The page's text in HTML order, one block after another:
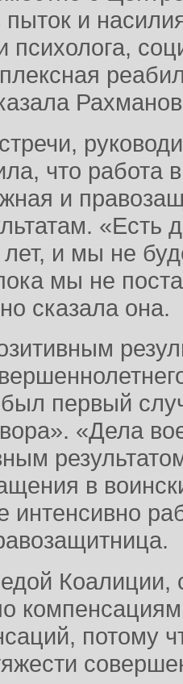
пыток и
что работа
и
«Есть
и мы не
мы не
сказала она.
был первый
«Дела
в
Коалиции,
потому